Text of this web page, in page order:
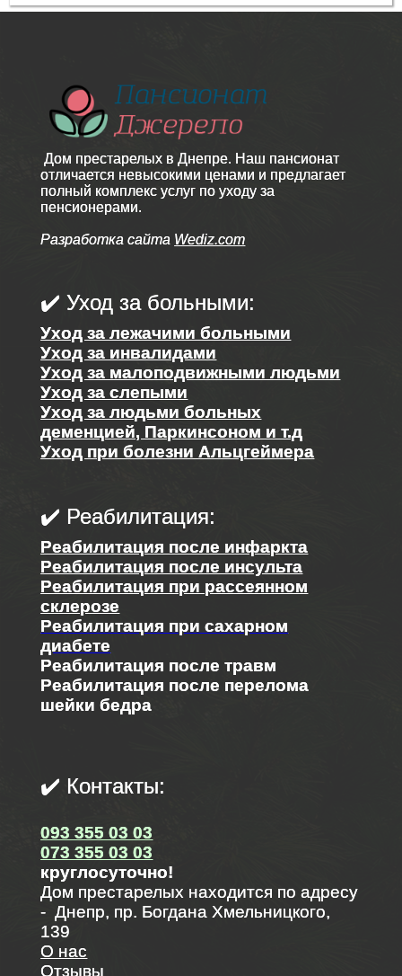
Дом престарелых в Днепре. Наш пансионат
отличается невысокими ценами и предлагает
полный комплекс услуг по уходу за
пенсионерами.
Разработка сайта Wediz.com
✔️ Уход за больными:
Уход за лежачими больными
Уход за инвалидами
Уход за малоподвижными людьми
Уход за слепыми
Уход за людьми больных
деменцией, Паркинсоном и т.д
Уход при болезни Альцгеймера
✔️ Реабилитация:
Реабилитация после инфаркта
Реабилитация после инсульта
Реабилитация при рассеянном
склерозе
Реабилитация при сахарном
диабете
Реабилитация после травм
Реабилитация после перелома
шейки бедра
✔️ Контакты:
093 355 03 03
073 355 03 03
круглосуточно!
Дом престарелых находится по адресу
- Днепр, пр. Богдана Хмельницкого,
139
О нас
Отзывы